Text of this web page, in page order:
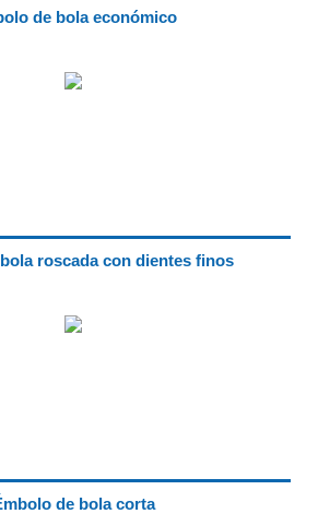
de bola económico
roscada con dientes finos
de bola corta